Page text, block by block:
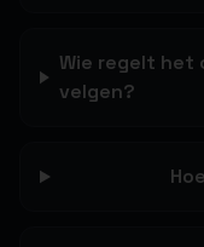
Wie regelt het
velgen?